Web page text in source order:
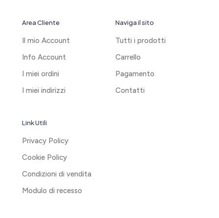
Area Cliente
Il mio Account
Info Account
I miei ordini
I miei indirizzi
Naviga il sito
Tutti i prodotti
Carrello
Pagamento
Contatti
Link Utili
Privacy Policy
Cookie Policy
Condizioni di vendita
Modulo di recesso